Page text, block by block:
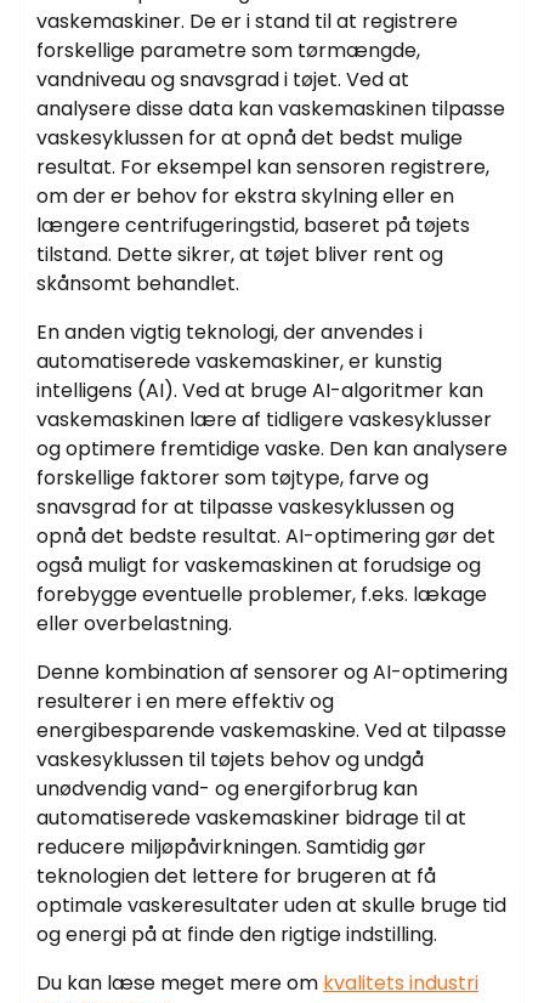
vaskemaskiner. De er i stand til at registrere
forskellige parametre som tørmængde,
vandniveau og snavsgrad i tøjet. Ved at
analysere disse data kan vaskemaskinen tilpasse
vaskesyklussen for at opnå det bedst mulige
resultat. For eksempel kan sensoren registrere,
om der er behov for ekstra skylning eller en
længere centrifugeringstid, baseret på tøjets
tilstand. Dette sikrer, at tøjet bliver rent og
skånsomt behandlet.
En anden vigtig teknologi, der anvendes i
automatiserede vaskemaskiner, er kunstig
intelligens (AI). Ved at bruge AI-algoritmer kan
vaskemaskinen lære af tidligere vaskesyklusser
og optimere fremtidige vaske. Den kan analysere
forskellige faktorer som tøjtype, farve og
snavsgrad for at tilpasse vaskesyklussen og
opnå det bedste resultat. AI-optimering gør det
også muligt for vaskemaskinen at forudsige og
forebygge eventuelle problemer, f.eks. lækage
eller overbelastning.
Denne kombination af sensorer og AI-optimering
resulterer i en mere effektiv og
energibesparende vaskemaskine. Ved at tilpasse
vaskesyklussen til tøjets behov og undgå
unødvendig vand- og energiforbrug kan
automatiserede vaskemaskiner bidrage til at
reducere miljøpåvirkningen. Samtidig gør
teknologien det lettere for brugeren at få
optimale vaskeresultater uden at skulle bruge tid
og energi på at finde den rigtige indstilling.
Du kan læse meget mere om kvalitets industri